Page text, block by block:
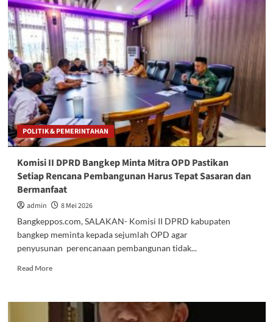
III
DPRD
Lakukan
Pendalaman
soal
LKJP
Bupati
2025
POLITIK & PEMERINTAHAN
Komisi II DPRD Bangkep Minta Mitra OPD Pastikan
Setiap Rencana Pembangunan Harus Tepat Sasaran dan
Bermanfaat
admin
8 Mei 2026
Bangkeppos.com, SALAKAN- Komisi II DPRD kabupaten
bangkep meminta kepada sejumlah OPD agar
penyusunan perencanaan pembangunan tidak...
Read MoreRead
Komisi